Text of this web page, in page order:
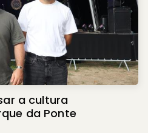
a cultura
da Ponte